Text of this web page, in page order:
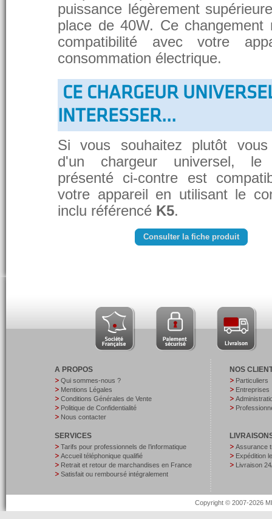
puissance légèrement
place de 40W. Ce
compatibilité avec votre
consommation électrique.
CE CHARGEUR
INTERESSER...
Si vous souhaitez plutôt vous
d'un chargeur universel, le
présenté ci-contre est
votre appareil en utilisant le
inclu référencé K5.
Consulter la fiche produit
A PROPOS
Qui sommes-nous ?
Mentions Légales
Conditions Générales de Vente
Politique de Confidentialité
Nous contacter
SERVICES
Tarifs pour professionnels de l’informatique
Accueil téléphonique qualifié
Retrait et retour de marchandises en France
Satisfait ou remboursé intégralement
NOS
Particuliers
Entreprises
Assurance
Expédition
Livraison
Copyright © 2007-2026